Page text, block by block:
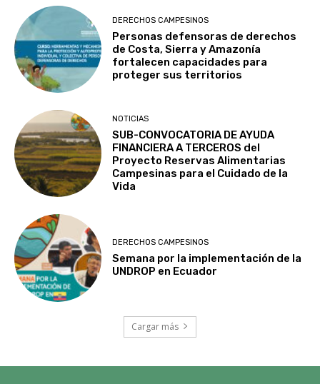
DERECHOS CAMPESINOS
Personas defensoras de derechos
de Costa, Sierra y Amazonía
fortalecen capacidades para
proteger sus territorios
NOTICIAS
SUB-CONVOCATORIA DE AYUDA
FINANCIERA A TERCEROS del
Proyecto Reservas Alimentarias
Campesinas para el Cuidado de la
Vida
DERECHOS CAMPESINOS
Semana por la implementación de la
UNDROP en Ecuador
Cargar más